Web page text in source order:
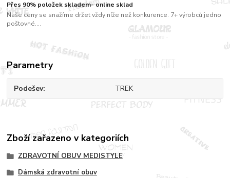
Přes 90% položek skladem- online sklad
Naše ceny se snažíme držet vždy níže než konkurence. 7+ výrobců jedno
poštovné....
Parametry
Podešev TREK
Zboží zařazeno v kategoriích
ZDRAVOTNÍ OBUV MEDISTYLE
Dámská zdravotní obuv